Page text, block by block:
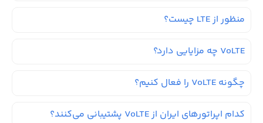
منظور از LTE چیست؟
VoLTE چه مزایایی دارد؟
چگونه VoLTE را فعال کنیم؟
کدام اپراتورهای ایران از VoLTE پشتیبانی می‌کنند؟